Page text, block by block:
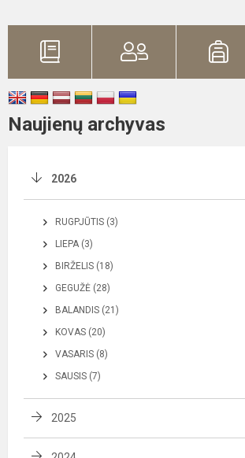
Naujienų archyvas
2026
RUGPJŪTIS (3)
LIEPA (3)
BIRŽELIS (18)
GEGUŽĖ (28)
BALANDIS (21)
KOVAS (20)
VASARIS (8)
SAUSIS (7)
2025